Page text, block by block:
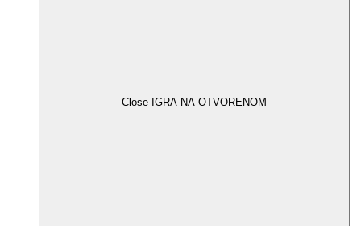
Close IGRA NA OTVORENOM